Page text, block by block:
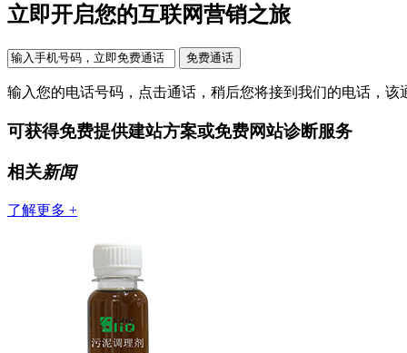
立即开启您的互联网营销之旅
输入您的电话号码，点击通话，稍后您将接到我们的电话，该
可获得免费提供建站方案或免费网站诊断服务
相关新闻
了解更多 +